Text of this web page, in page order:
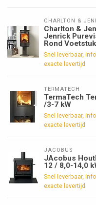
CHARLTON &
Charlton &
Jenrick
Rond Voetstuk
Snel leverbaar,
exacte levertijd
TERMATECH
TermaTech
/3-7 kW
Snel leverbaar,
exacte levertijd
JACOBUS
JAcobus
12 / 8,0-14,0
Snel leverbaar,
exacte levertijd